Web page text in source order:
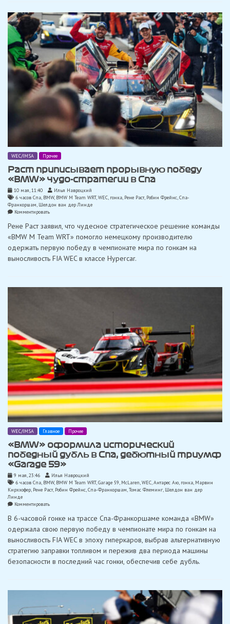
Ле-
Мане
WEC/IMSA Прочее
Раст приписывает прорывную победу
«BMW» чудо-стратегии в Спа
10 мая, 11:40
Илья Навроцкий
6 часов Спа, BMW, BMW M Team WRT,WEC, гонка, Рене Раст, Робин Фрейнс,Спа-
Франкоршам, Шелдон ван дер Линде
Комментироватьon
приписывает
прорывную
победу
«BMW»
чудо-
стратегии
Рене Раст заявил, что чудесное стратегическое решение команды
«BMW M Team WRT» помогло немецкому производителю
одержать первую победу в чемпионате мира по гонкам на
выносливость FIA WEC в классе Hypercar.
WEC/IMSA Главное Прочее
«BMW» оформила исторический
победный дубль в Спа, дебютный триумф
«Garage 59»
9 мая, 23:46
Илья Навроцкий
6 часов Спа, BMW, BMW M Team WRT,Garage 59, McLaren,WEC,Антарес Аю, гонка, Марвин
Кирххофер, Рене Раст, Робин Фрейнс,Спа-Франкоршам,Томас Флеминг, Шелдон ван дер
Линде
Комментироватьon
оформила
победный
дубль
Спа,
дебютный
В 6-часовой гонке на трассе Спа-Франкоршаме команда «BMW»
одержала свою первую победу в чемпионате мира по гонкам на
выносливость FIA WEC в эпоху гиперкаров, выбрав альтернативную
стратегию заправки топливом и пережив два периода машины
безопасности в последний час гонки, обеспечив себе дубль.